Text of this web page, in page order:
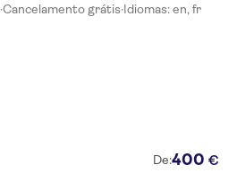
·Cancelamento grátis·Idiomas: en, fr
De:400 €